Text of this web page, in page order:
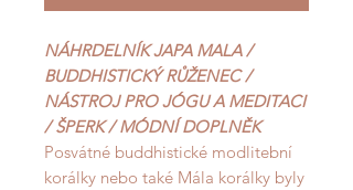
NÁHRDELNÍK JAPA MALA /
BUDDHISTICKÝ RŮŽENEC /
NÁSTROJ PRO JÓGU A MEDITACI
/ ŠPERK / MÓDNÍ DOPLNĚK
Posvátné buddhistické modlitební
korálky nebo také Mála korálky byly